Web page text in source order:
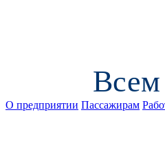
Всем
О предприятии Пассажирам